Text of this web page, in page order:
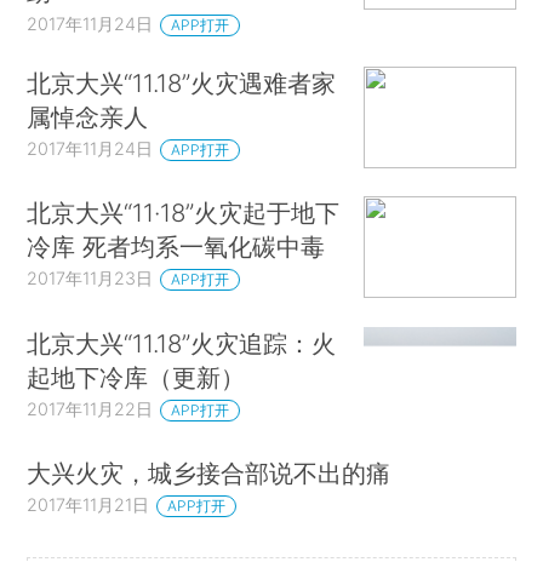
2017年11月24日 APP打开
北京大兴“11.18”火灾遇难者家
属悼念亲人
2017年11月24日 APP打开
北京大兴“11·18”火灾起于地下
冷库 死者均系一氧化碳中毒
2017年11月23日 APP打开
北京大兴“11.18”火灾追踪：火
起地下冷库（更新）
2017年11月22日 APP打开
大兴火灾，城乡接合部说不出的痛
2017年11月21日 APP打开